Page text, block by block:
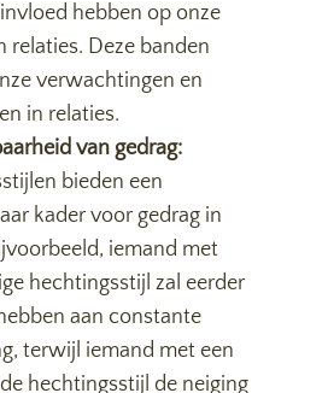
hebben op onze
relaties. Deze banden
verwachtingen en
in relaties.
van gedrag:
bieden een
kader voor gedrag in
iemand met
hechtingsstijl zal eerder
aan constante
terwijl iemand met een
hechtingsstijl de neiging